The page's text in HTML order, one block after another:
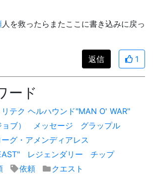
人を救ったらまたここに書き込みに戻っ
返信 1
ード
リテク ヘルハウンド"MAN O' WAR"
ブ）
メッセージ
グラップル
ーグ・アメンディアレス
レジェンダリー
チップ
依頼 クエスト